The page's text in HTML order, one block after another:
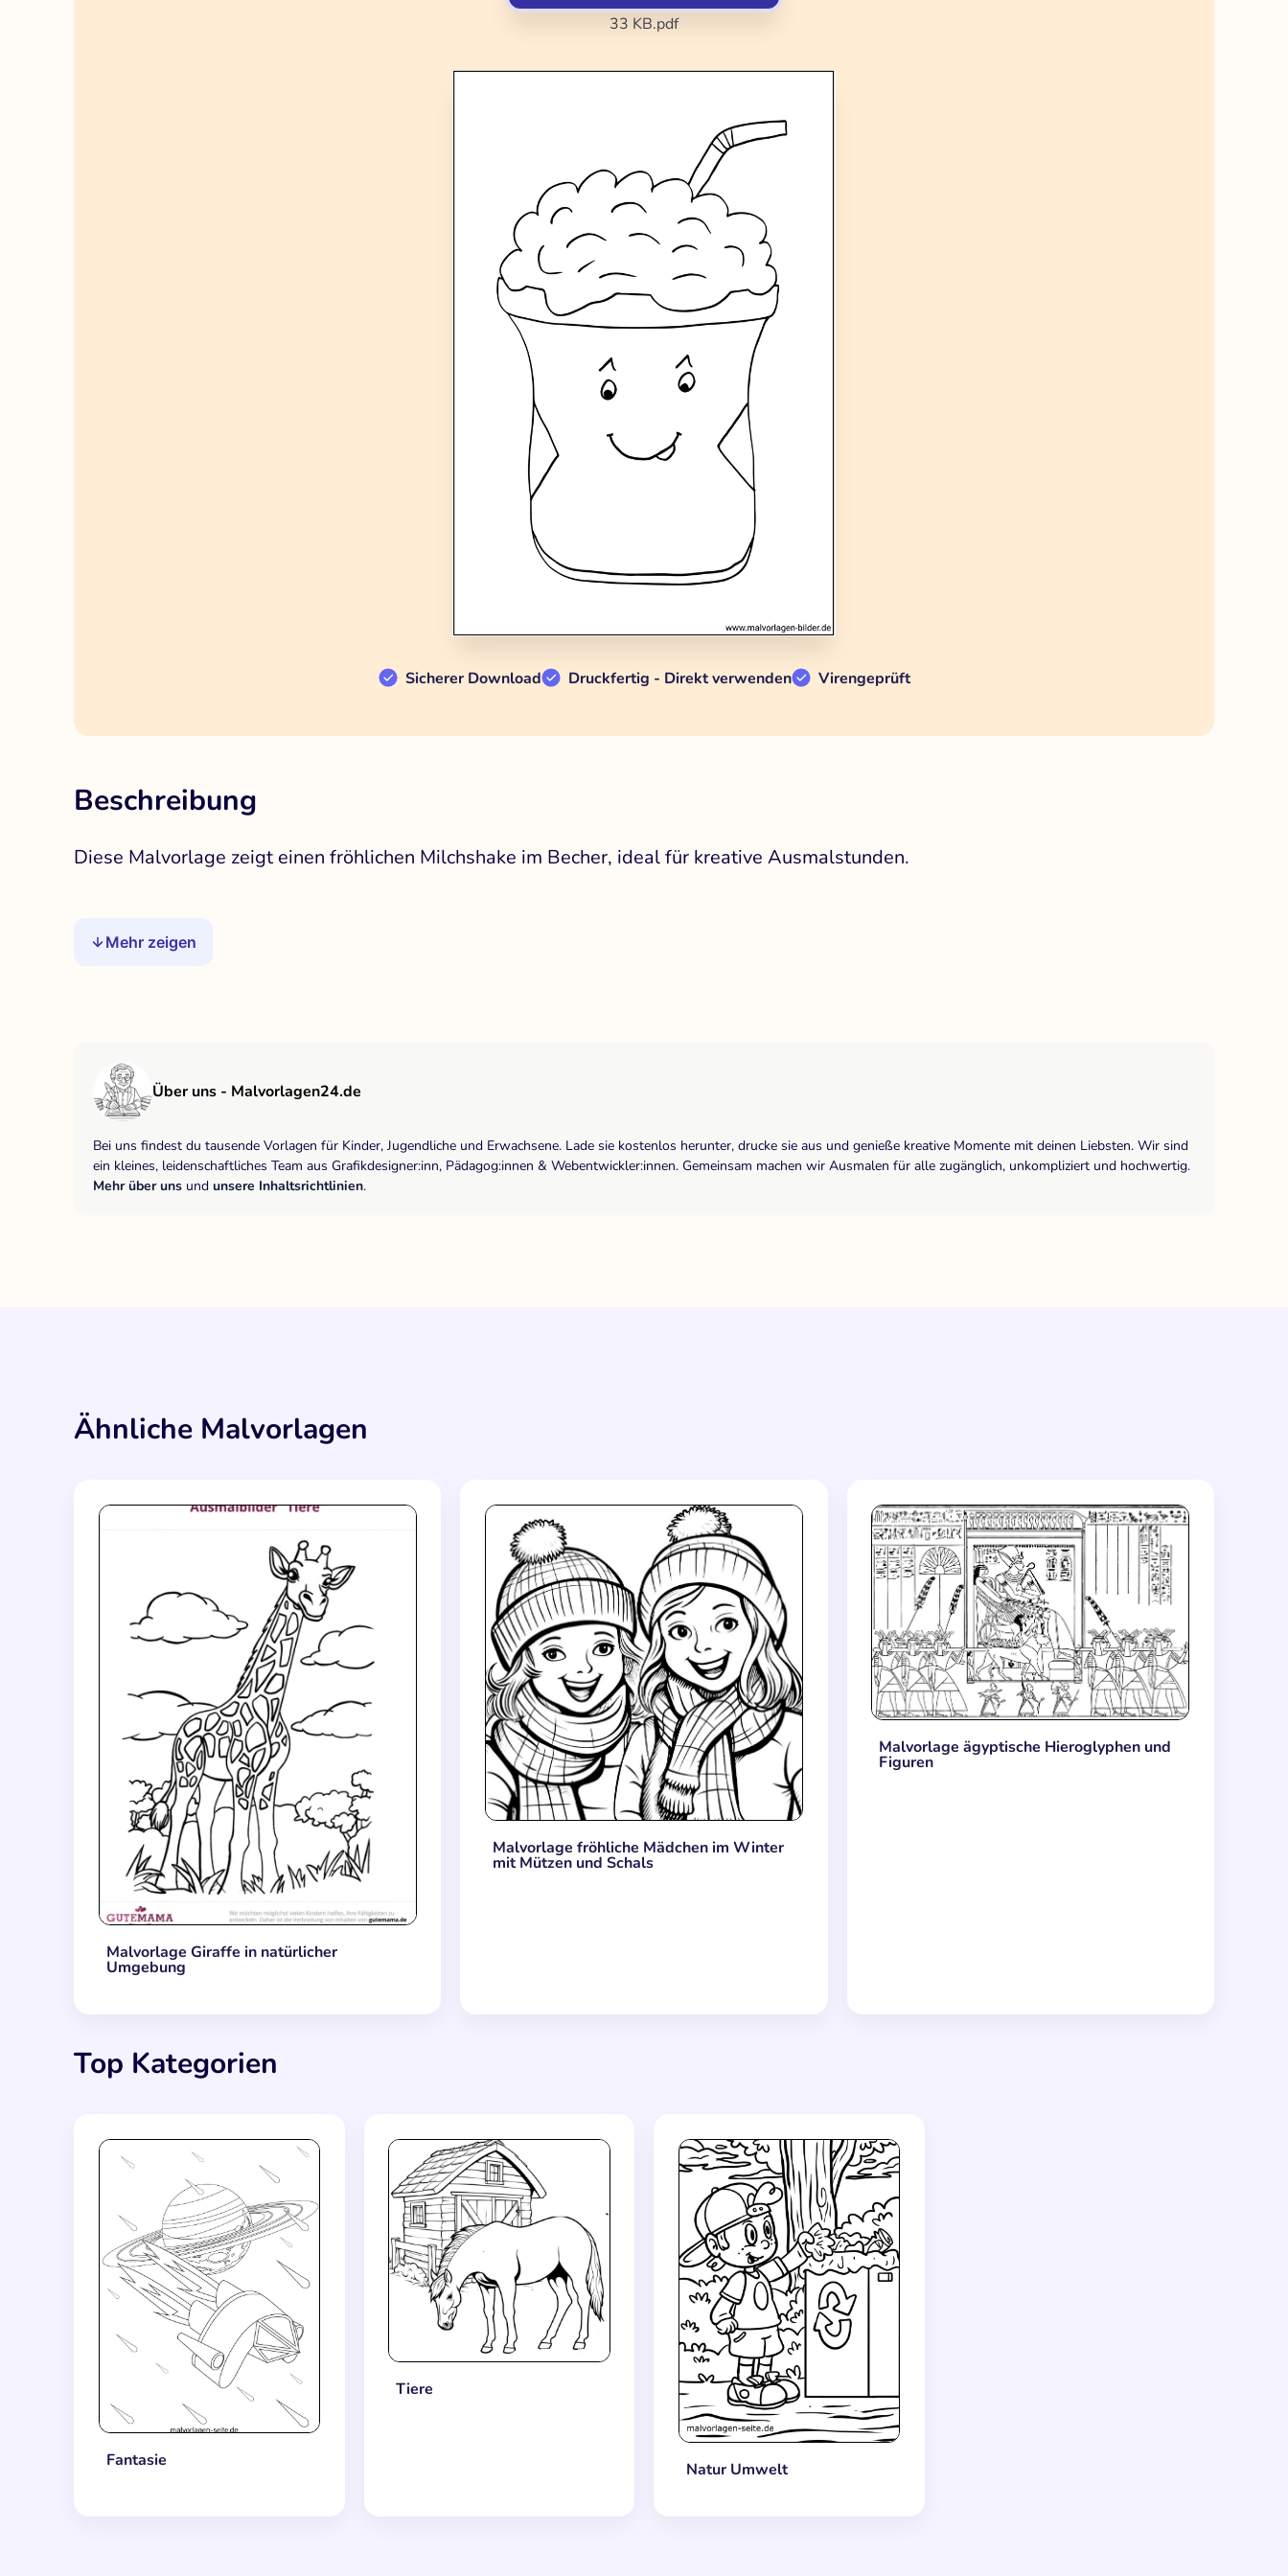
33 KB.pdf
Sicherer Download Druckfertig - Direkt verwenden Virengeprüft
Beschreibung
Diese Malvorlage zeigt einen fröhlichen Milchshake im Becher, ideal für kreative Ausmalstunden.
Mehr zeigen
Über uns - Malvorlagen24.de
Bei uns findest du tausende Vorlagen für Kinder, Jugendliche und Erwachsene. Lade sie kostenlos herunter, drucke sie aus und genieße kreative Momente mit deinen Liebsten. Wir sind
ein kleines, leidenschaftliches Team aus Grafikdesigner:inn, Pädagog:innen & Webentwickler:innen. Gemeinsam machen wir Ausmalen für alle zugänglich, unkompliziert und hochwertig.
Mehr über uns und unsere Inhaltsrichtlinien.
Ähnliche Malvorlagen
Malvorlage Giraffe in natürlicher
Umgebung
Malvorlage fröhliche Mädchen im Winter
mit Mützen und Schals
Malvorlage ägyptische Hieroglyphen und
Figuren
Top Kategorien
Fantasie
Tiere
Natur Umwelt